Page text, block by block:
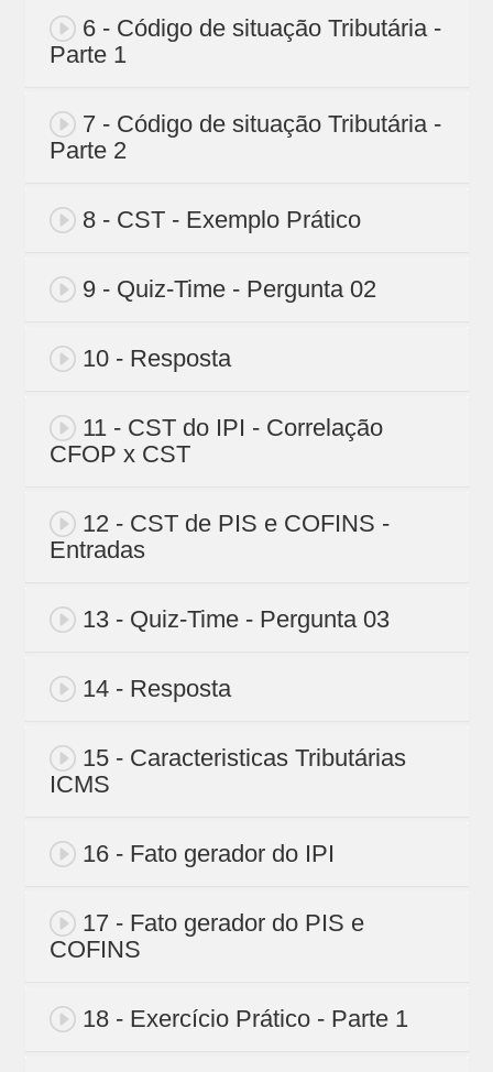
6 - Código de situação Tributária -
Parte 1
7 - Código de situação Tributária -
Parte 2
8 - CST - Exemplo Prático
9 - Quiz-Time - Pergunta 02
10 - Resposta
11 - CST do IPI - Correlação
CFOP x CST
12 - CST de PIS e COFINS -
Entradas
13 - Quiz-Time - Pergunta 03
14 - Resposta
15 - Caracteristicas Tributárias
ICMS
16 - Fato gerador do IPI
17 - Fato gerador do PIS e
COFINS
18 - Exercício Prático - Parte 1